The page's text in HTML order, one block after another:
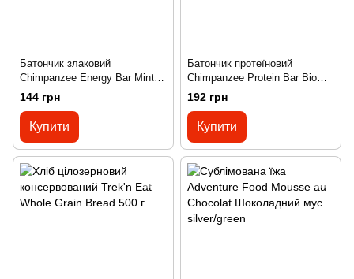
Батончик злаковий
Chimpanzee Energy Bar Mint
Chocolate
144 грн
Купити
Батончик протеїновий
Chimpanzee Protein Bar Bio
Berries
192 грн
Купити